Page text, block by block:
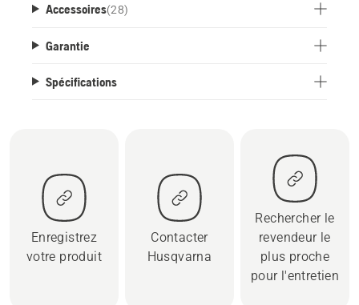
Accessoires(28)
Garantie
Spécifications
Enregistrez
votre produit
Contacter
Husqvarna
Rechercher le
revendeur le
plus proche
pour l'entretien